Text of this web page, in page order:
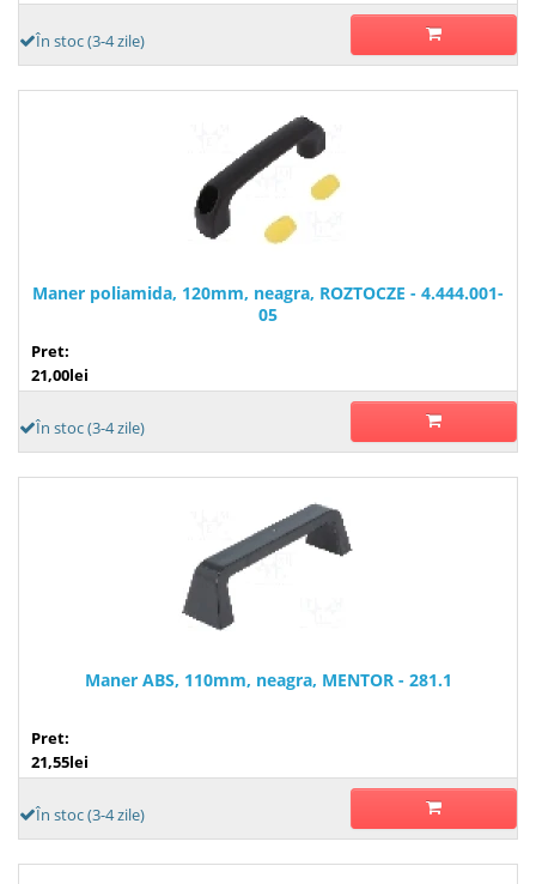
În stoc (3-4 zile)
Maner poliamida, 120mm, neagra, ROZTOCZE - 4.444.001-
05
Pret:
21,00lei
În stoc (3-4 zile)
Maner ABS, 110mm, neagra, MENTOR - 281.1
Pret:
21,55lei
În stoc (3-4 zile)